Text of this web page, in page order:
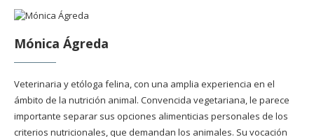
Mónica Ágreda
Veterinaria y etóloga felina, con una amplia experiencia en el
ámbito de la nutrición animal. Convencida vegetariana, le parece
importante separar sus opciones alimenticias personales de los
criterios nutricionales, que demandan los animales. Su vocación